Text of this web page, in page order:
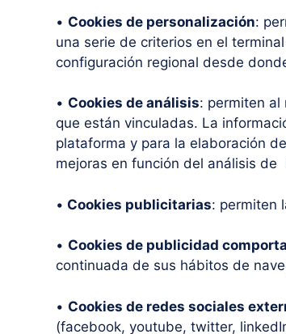
• Cookies de personalización:
una serie de criterios en el
configuración regional desde
• Cookies de análisis: permiten al
que están vinculadas. La
plataforma y para la elaboración
mejoras en función del análisis
• Cookies publicitarias: permiten
• Cookies de publicidad
continuada de sus hábitos de
• Cookies de redes sociales
(facebook, youtube, twitter,